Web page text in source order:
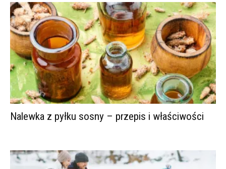
Nalewka z pyłku sosny – przepis i właściwości